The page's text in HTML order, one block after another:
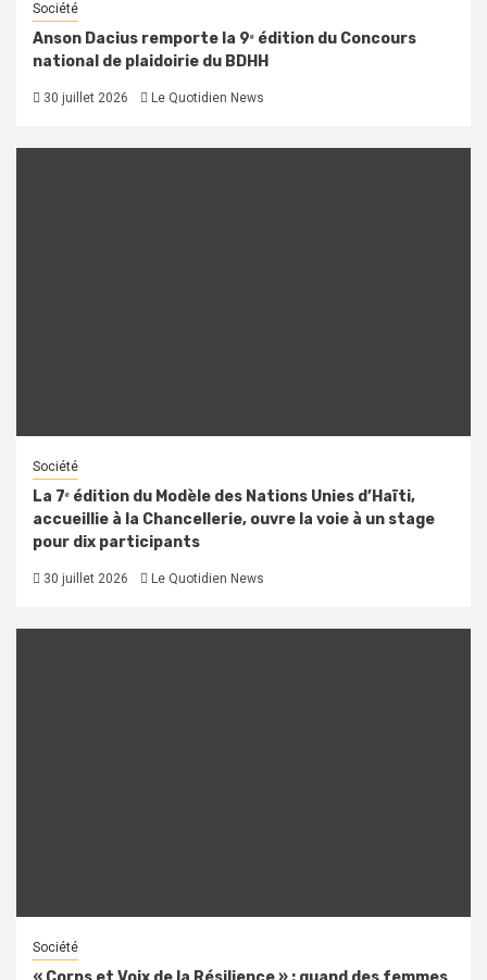
Société
Anson Dacius remporte la 9ᵉ édition du Concours
national de plaidoirie du BDHH
30 juillet 2026 Le Quotidien News
Société
La 7ᵉ édition du Modèle des Nations Unies d’Haïti,
accueillie à la Chancellerie, ouvre la voie à un stage
pour dix participants
30 juillet 2026 Le Quotidien News
Société